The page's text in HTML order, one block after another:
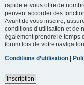
rapide et vous offre de
peuvent accorder des
Avant de vous inscrire,
conditions d’utilisation et de
également prendre le temps
forum lors de votre navigation.
Conditions d’utilisation |
Inscription